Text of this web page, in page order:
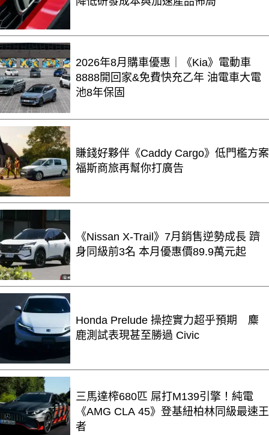
2026年8月購車優惠｜《Kia》電動車
8888開回家&免費快充乙年 油電車大電
池8年保固
賺錢好夥伴《Caddy Cargo》低門檻方案
福斯商旅再幫你打廣告
《Nissan X-Trail》7月銷售逆勢成長 躋
身同級前3名 本月優惠價89.9萬元起
Honda Prelude 操控實力超乎預期 麋
鹿測試表現甚至勝過 Civic
三馬達榨680匹 屌打M139引擎！純電
《AMG CLA 45》登基紐柏林同級最速王
者